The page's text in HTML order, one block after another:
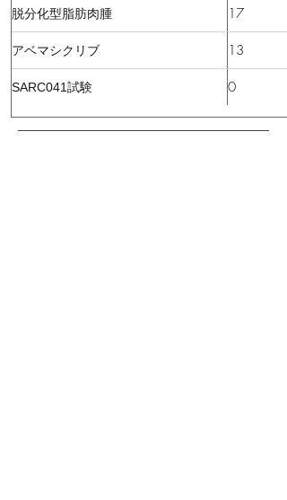
脱分化型脂肪肉腫
17
アベマシクリブ 13
SARC041試験 0